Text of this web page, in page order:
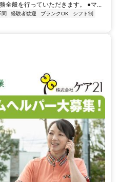
全般を行っていただきます。 ●マ...
問 経験者歓迎 ブランクOK
シフト制